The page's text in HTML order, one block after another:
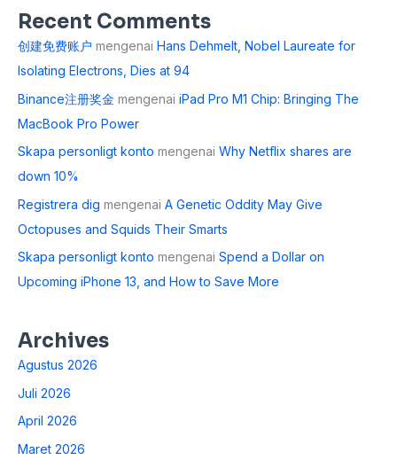
Recent Comments
创建免费账户 mengenai Hans Dehmelt, Nobel Laureate for
Isolating Electrons, Dies at 94
Binance注册奖金 mengenai iPad Pro M1 Chip: Bringing The
MacBook Pro Power
Skapa personligt konto mengenai Why Netflix shares are
down 10%
Registrera dig mengenai A Genetic Oddity May Give
Octopuses and Squids Their Smarts
Skapa personligt konto mengenai Spend a Dollar on
Upcoming iPhone 13, and How to Save More
Archives
Agustus 2026
Juli 2026
April 2026
Maret 2026